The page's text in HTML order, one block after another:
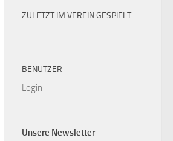
ZULETZT IM VEREIN GESPIELT
BENUTZER
Login
Unsere Newsletter